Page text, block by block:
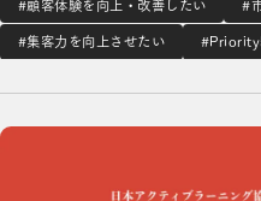
た。The Admissions Office
#顧客体験を向上・改善したい #
#集客力を向上させたい